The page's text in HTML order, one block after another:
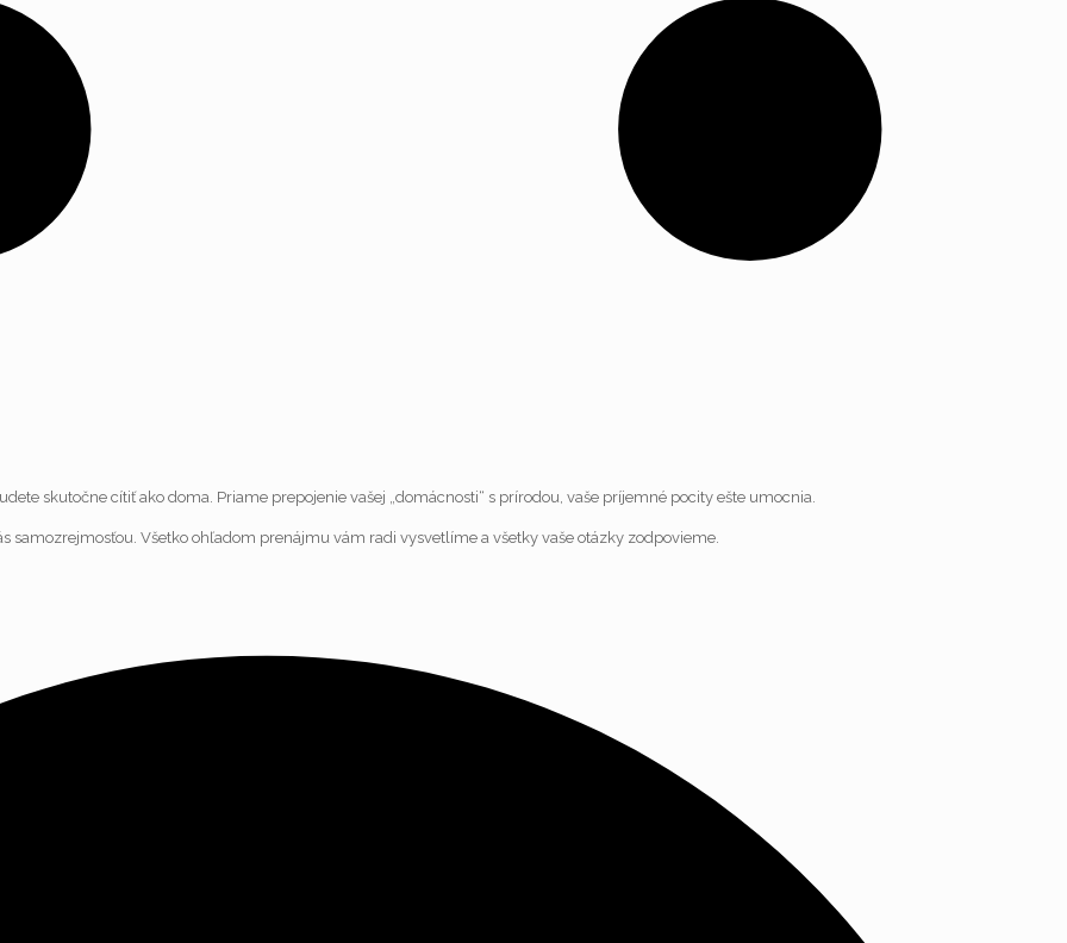
skutočne cítiť ako doma. Priame prepojenie vašej „domácnosti“ s prírodou, vaše príjemné pocity ešte umocnia.
Všetko ohľadom prenájmu vám radi vysvetlíme a všetky vaše otázky zodpovieme.